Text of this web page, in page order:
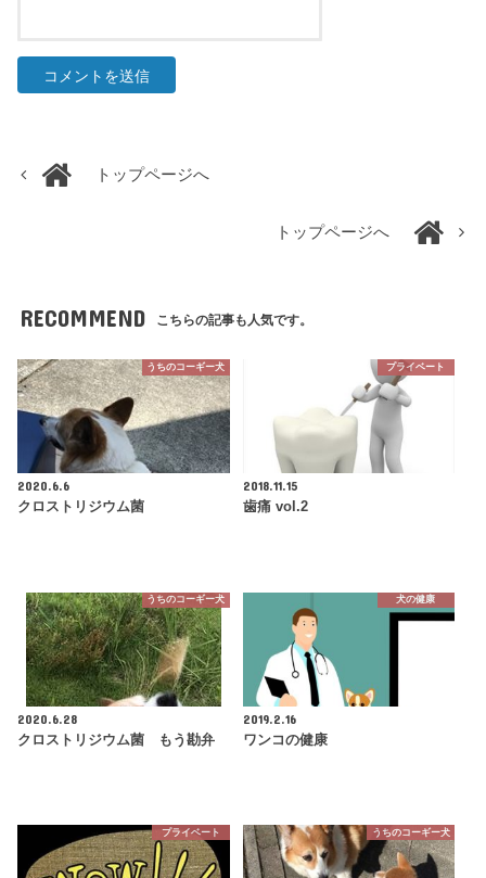
トップページへ
トップページへ
RECOMMEND こちらの記事も人気です。
うちのコーギー犬
2020.6.6
クロストリジウム菌
プライベート
2018.11.15
歯痛 vol.2
うちのコーギー犬
2020.6.28
クロストリジウム菌 もう勘弁
犬の健康
2019.2.16
ワンコの健康
プライベート うちのコーギー犬